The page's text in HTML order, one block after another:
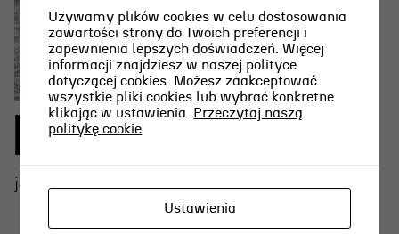
DZIADY
jako SOWA, GUBERNATOROWA
Używamy plików cookies w celu dostosowania
zawartości strony do Twoich preferencji i
zapewnienia lepszych doświadczeń. Więcej
informacji znajdziesz w naszej polityce
dotyczącej cookies. Możesz zaakceptować
wszystkie pliki cookies lub wybrać konkretne
klikając w ustawienia. Przeczytaj naszą
politykę cookie
Ustawienia